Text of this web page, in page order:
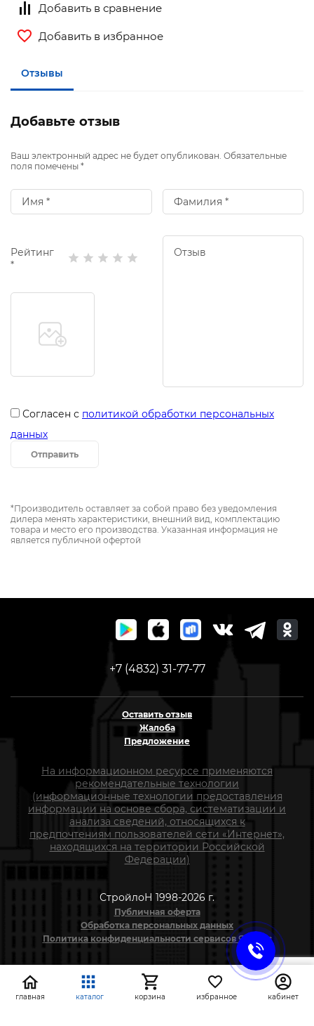
Добавить в сравнение
Добавить в избранное
Отзывы
Добавьте отзыв
Ваш электронный адрес не будет опубликован. Обязательные
поля помечены *
Рейтинг
*
Согласен с политикой обработки персональных
данных
Отправить
*Производитель оставляет за собой право без уведомления
дилера менять характеристики, внешний вид, комплектацию
товара и место его производства. Указанная информация не
является публичной офертой
+7 (4832) 31-77-77
Оставить отзыв
Жалоба
Предложение
На информационном ресурсе применяются
рекомендательные технологии
(информационные технологии предоставления
информации на основе сбора, систематизации и
анализа сведений, относящихся к
предпочтениям пользователей сети «Интернет»,
находящихся на территории Российской
Федерации)
СтройлоН 1998-2026 г.
Публичная оферта
Обработка персональных данных
Политика конфиденциальности сервисов Яндекс
главная каталог корзина избранное кабинет